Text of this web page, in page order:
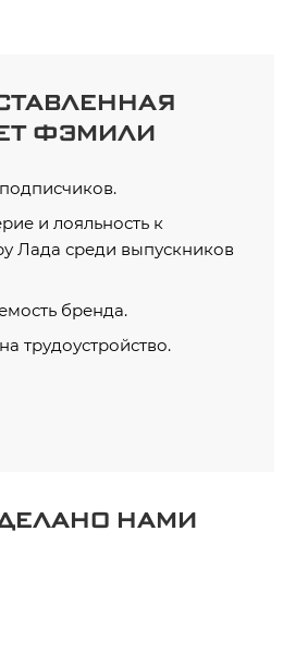
НАМИ
ФЭМИЛИ
и лояльность к
Лада среди выпускников
бренда.
трудоустройство.